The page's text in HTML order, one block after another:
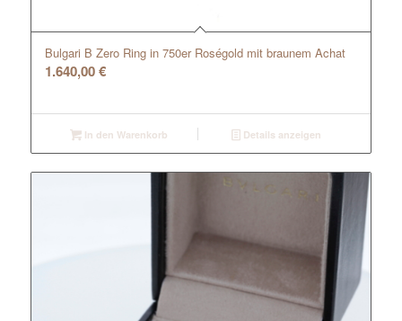
Bulgari B Zero Ring in 750er Roségold mit braunem Achat
1.640,00€
In den Warenkorb Details anzeigen